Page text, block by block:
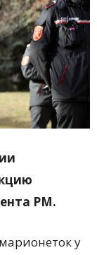
РМ.
у